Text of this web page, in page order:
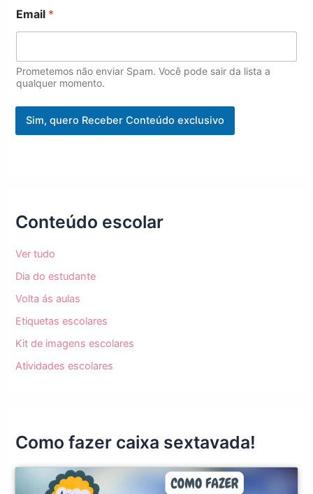
Email *
Prometemos não enviar Spam. Você pode sair da lista a
qualquer momento.
Sim, quero Receber Conteúdo exclusivo
Conteúdo escolar
Ver tudo
Dia do estudante
Volta ás aulas
Etiquetas escolares
Kit de imagens escolares
Atividades escolares
Como fazer caixa sextavada!